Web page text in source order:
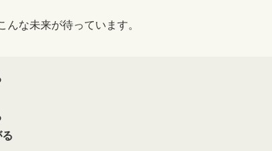
な未来が待っています。